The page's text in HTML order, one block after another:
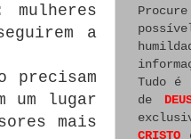
a
precisam
um lugar
mais
Tudo é
de
CRISTO